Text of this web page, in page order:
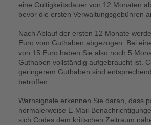
eine Gültigkeitsdauer von 12 Monaten
bevor die ersten Verwaltungsgebühren
Nach Ablauf der ersten 12 Monate
Euro vom Guthaben abgezogen. Bei
von 15 Euro haben Sie also noch 5
Guthaben vollständig aufgebraucht ist.
geringerem Guthaben sind
betroffen.
Warnsignale erkennen Sie daran, dass
normalerweise E-Mail-
sich Codes dem kritischen Zeitraum